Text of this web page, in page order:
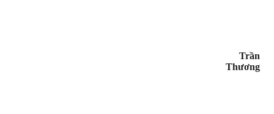
Trần
Thương